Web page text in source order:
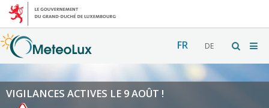
FR DE
VIGILANCES ACTIVES LE 9 AOÛT !